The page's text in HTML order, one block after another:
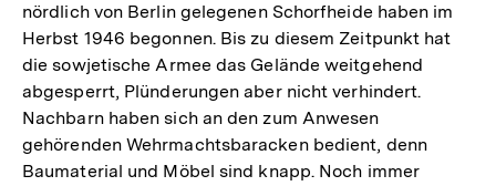
nördlich von Berlin gelegenen Schorfheide haben im
Herbst 1946 begonnen. Bis zu diesem Zeitpunkt hat
die sowjetische Armee das Gelände weitgehend
abgesperrt, Plünderungen aber nicht verhindert.
Nachbarn haben sich an den zum Anwesen
gehörenden Wehrmachtsbaracken bedient, denn
Baumaterial und Möbel sind knapp. Noch immer